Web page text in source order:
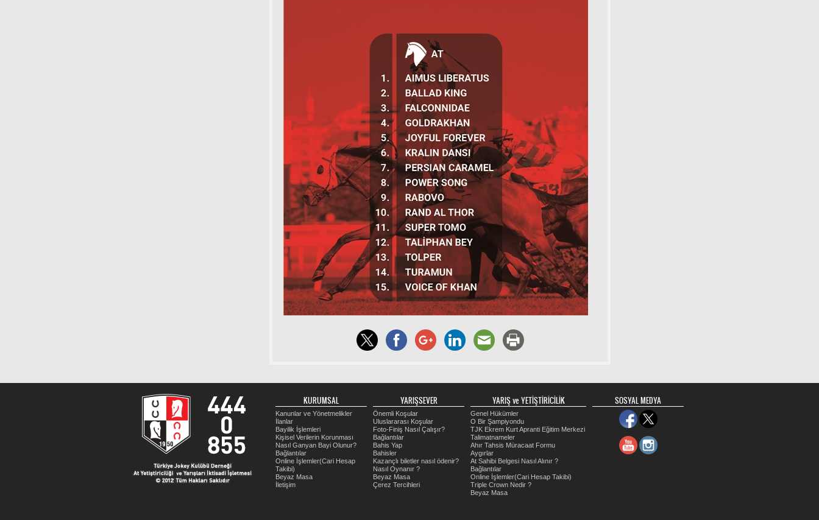
KURUMSAL
Kanunlar ve Yönetmelikler
İlanlar
Bayilik İşlemleri
Kişisel Verilerin Korunması
Nasıl Ganyan Bayi Olunur?
Bağlantılar
Online İşlemler(Cari Hesap
Takibi)
Beyaz Masa
İletişim
YARIŞSEVER
Önemli Koşular
Uluslararası Koşular
Foto-Finiş Nasıl Çalışır?
Bağlantılar
Bahis Yap
Bahisler
Kazançlı biletler nasıl ödenir?
Nasıl Oynanır ?
Beyaz Masa
Çerez Tercihleri
YARIŞ ve YETİŞTİRİCİLİK
Genel Hükümler
O Bir Şampiyondu
TJK Ekrem Kurt Apranti Eğitim Merkezi
Talimatnameler
Ahır Tahsis Müracaat Formu
Aygırlar
At Sahibi Belgesi Nasıl Alınır ?
Bağlantılar
Online İşlemler(Cari Hesap Takibi)
Triple Crown Nedir ?
Beyaz Masa
SOSYAL MEDYA